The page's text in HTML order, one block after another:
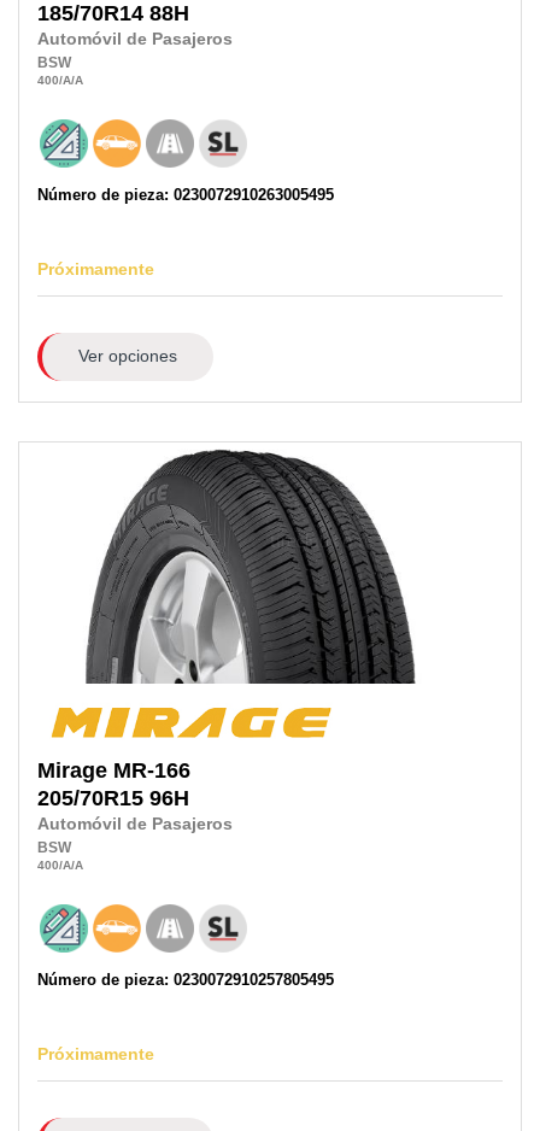
185/70R14 88H
Automóvil de Pasajeros
BSW
400/A/A
Número de pieza: 0230072910263005495
Próximamente
Ver opciones
Mirage MR-166
205/70R15 96H
Automóvil de Pasajeros
BSW
400/A/A
Número de pieza: 0230072910257805495
Próximamente